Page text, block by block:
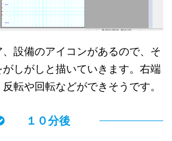
設備のアイコンがあるので、そ
しがしと描いていきます。右端
転や回転などができそうです。
１０分後